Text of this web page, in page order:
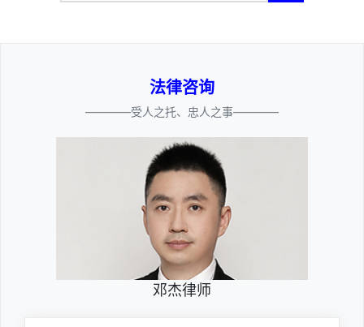
法律咨询
————受人之托、忠人之事————
邓杰律师